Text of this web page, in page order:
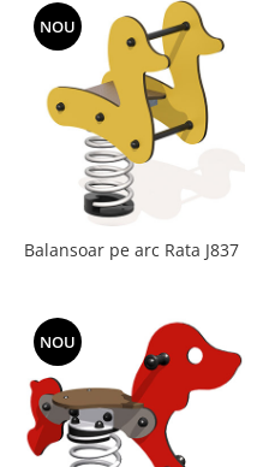
NOU
Balansoar pe arc Rata J837
NOU